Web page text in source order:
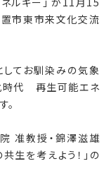
市東市来文化交流
してお馴染みの気象
時代 再生可能エネ
准教授・錦澤滋雄
生を考えよう！」の